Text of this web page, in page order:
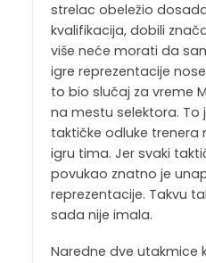
strelac obeležio
kvalifikacija, dobili
više neće morati da
igre reprezentacije
to bio slučaj za vreme
na mestu selektora. To
taktičke odluke
igru tima. Jer svaki
povukao znatno je
reprezentacije. Takvu
sada nije imala.
Naredne dve utakmice